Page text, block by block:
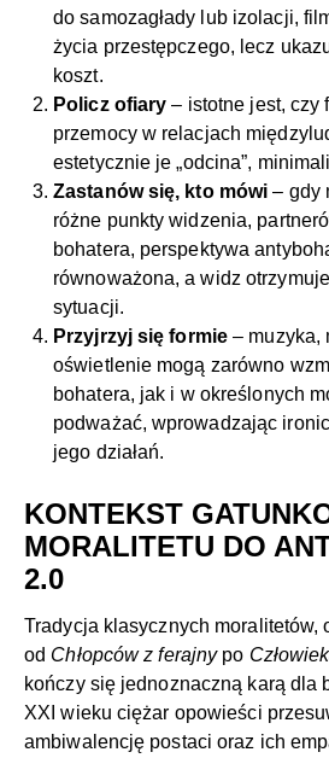
do samozagłady lub izolacji,
życia przestępczego, lecz
koszt.
Policz ofiary – istotne jest, czy
przemocy w relacjach
estetycznie je „odcina”,
Zastanów się, kto mówi – gdy
różne punkty widzenia,
bohatera, perspektywa
równoważona, a widz
sytuacji.
Przyjrzyj się formie – muzyka,
oświetlenie mogą zarówno
bohatera, jak i w określonych
podważać, wprowadzając
jego działań.
KONTEKST
MORALITETU DO
2.0
Tradycja klasycznych moralitetów,
od Chłopców z ferajnypo
kończy się jednoznaczną karą dla
XXI wieku ciężar opowieści
ambiwalencję postaci oraz ich